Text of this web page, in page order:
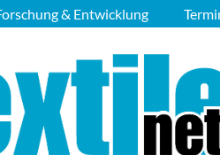
& Entwicklung